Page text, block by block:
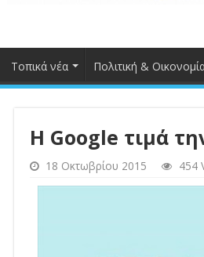
Τοπικά νέα Πολιτική &
H Google τιμά
18 Οκτωβρίου 2015 454